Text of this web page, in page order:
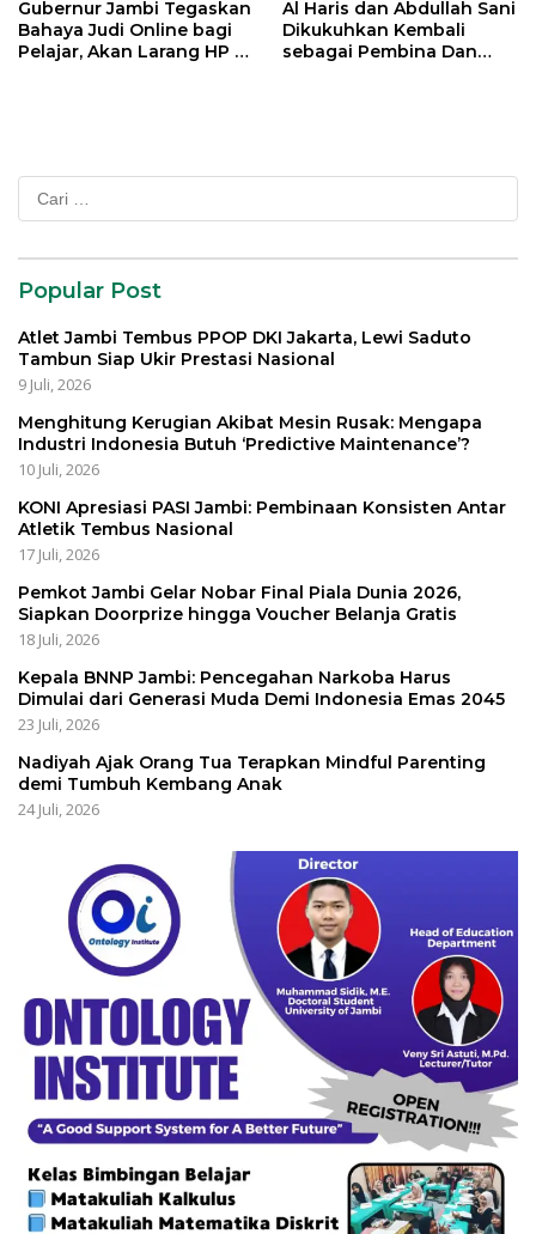
Gubernur Jambi Tegaskan
Bahaya Judi Online bagi
Pelajar, Akan Larang HP di
Al Haris dan Abdullah Sani
Dikukuhkan Kembali
sebagai Pembina Dan
Popular Post
Atlet Jambi Tembus PPOP DKI Jakarta, Lewi Saduto
Tambun Siap Ukir Prestasi Nasional
9 Juli, 2026
Menghitung Kerugian Akibat Mesin Rusak: Mengapa
Industri Indonesia Butuh ‘Predictive Maintenance’?
10 Juli, 2026
KONI Apresiasi PASI Jambi: Pembinaan Konsisten Antar
Atletik Tembus Nasional
17 Juli, 2026
Pemkot Jambi Gelar Nobar Final Piala Dunia 2026,
Siapkan Doorprize hingga Voucher Belanja Gratis
18 Juli, 2026
Kepala BNNP Jambi: Pencegahan Narkoba Harus
Dimulai dari Generasi Muda Demi Indonesia Emas 2045
23 Juli, 2026
Nadiyah Ajak Orang Tua Terapkan Mindful Parenting
demi Tumbuh Kembang Anak
24 Juli, 2026